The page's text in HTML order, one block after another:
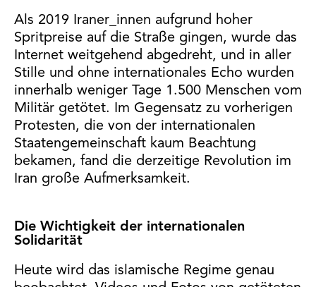
Als 2019 Iraner_innen aufgrund hoher
Spritpreise auf die Straße gingen, wurde das
Internet weitgehend abgedreht, und in aller
Stille und ohne internationales Echo wurden
innerhalb weniger Tage 1.500 Menschen vom
Militär getötet. Im Gegensatz zu vorherigen
Protesten, die von der internationalen
Staatengemeinschaft kaum Beachtung
bekamen, fand die derzeitige Revolution im
Iran große Aufmerksamkeit.
Die Wichtigkeit der internationalen
Solidarität
Heute wird das islamische Regime genau